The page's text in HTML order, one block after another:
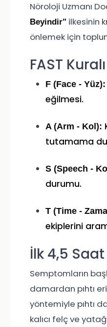
Nöroloji Uzmanı
Beyindir" ilkesinin
önlemek için
FAST
F (Face - Yüz):
eğilmesi.
A (Arm - Kol):
tutamama
S (Speech -
durumu.
T (Time -
ekiplerini
İlk 4,5
Semptomların
damardan pıhtı
yöntemiyle pıhtı
kalıcı felç ve